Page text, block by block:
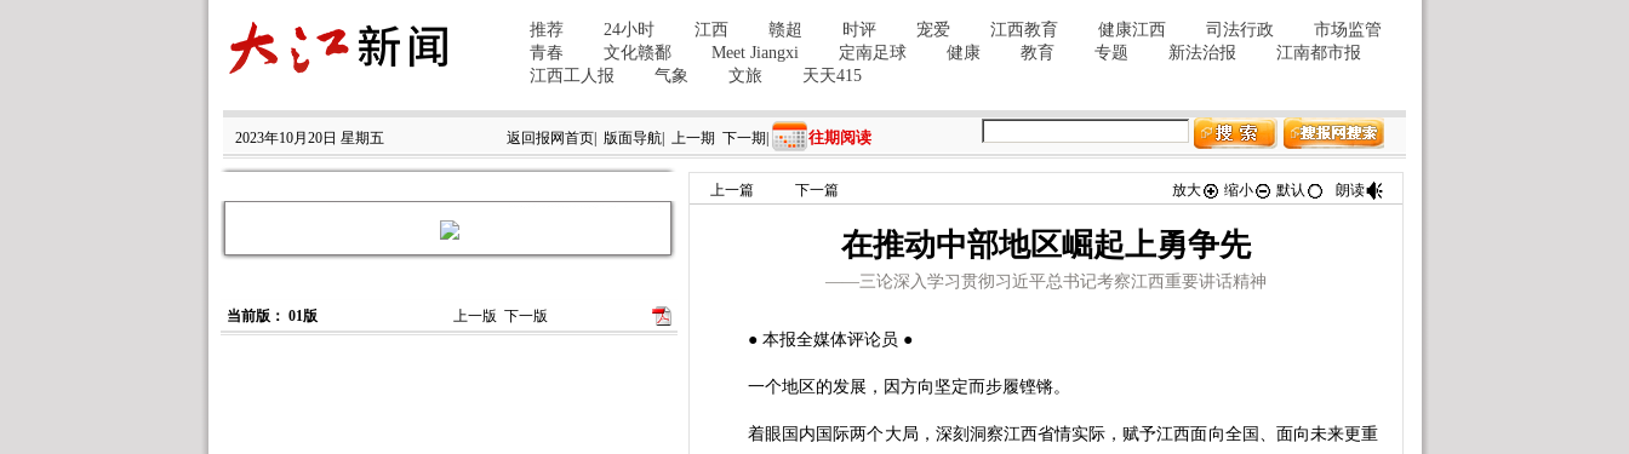
2023年10月20日 星期五 返回报网首页 版面导航 上一期 下一期 往期阅读
当前版： 01版 上一版 下一版
上一篇 下一篇 放大 缩小 默认 朗读
在推动中部地区崛起上勇争先
——三论深入学习贯彻习近平总书记考察江西重要讲话精神
● 本报全媒体评论员 ●
一个地区的发展，因方向坚定而步履铿锵。
着眼国内国际两个大局，深刻洞察江西省情实际，赋予江西面向全国、面向未来更重